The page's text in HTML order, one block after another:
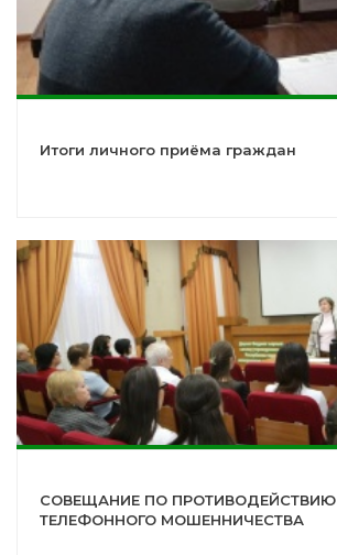
Итоги личного приёма граждан
СОВЕЩАНИЕ ПО ПРОТИВОДЕЙСТВИЮ
ТЕЛЕФОННОГО МОШЕННИЧЕСТВА